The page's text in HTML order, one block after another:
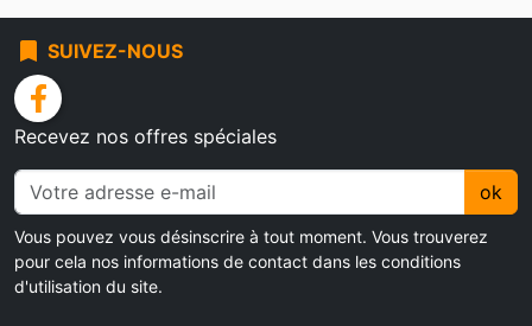
bookmark SUIVEZ-NOUS
facebook
Recevez nos offres spéciales
ok
Vous pouvez vous désinscrire à tout moment. Vous trouverez
pour cela nos informations de contact dans les conditions
d'utilisation du site.